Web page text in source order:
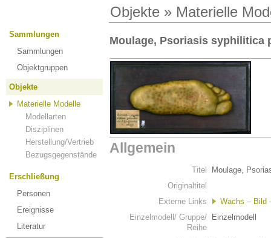
Objekte » Materielle
Sammlungen
Sammlungen
Objektgruppen
Objekte
Materielle Modelle
Modellarten
Disziplinen
Herstellung/Vertrieb
Bezugsgegenstände
Erschließung
Personen
Ereignisse
Literatur
Moulage, Psoriasis syphilitica
Allgemein
Titel
Moulage,
Originaltitel
Externe Links
Wachs – Bild
Einzelmodell/ Gruppe/
Reihe
Einzelmodell